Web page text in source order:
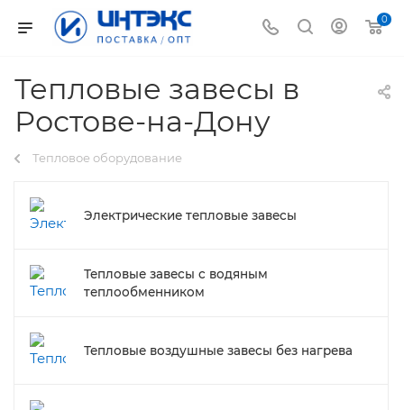
0
Тепловые завесы в
Ростове-на-Дону
Тепловое оборудование
Электрические тепловые завесы
Тепловые завесы с водяным
теплообменником
Тепловые воздушные завесы без нагрева